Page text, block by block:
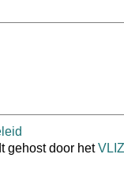
gehost door hetVLIZ